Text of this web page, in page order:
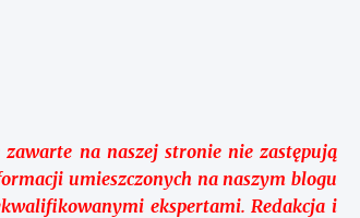
na naszej stronie nie zastępują
umieszczonych na naszym blogu
ekspertami. Redakcja i